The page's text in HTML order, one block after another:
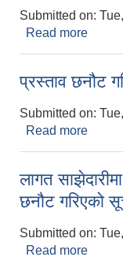
Submitted on:
Read more
प्रस्ताव छनौट
Submitted on:
Read more
लागत
छनौट गरिएको
Submitted on:
Read more